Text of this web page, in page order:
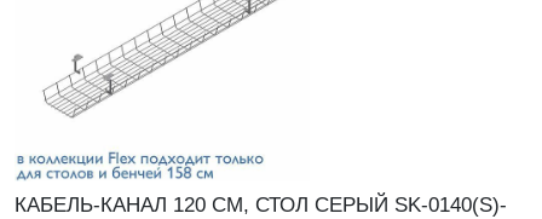
КАБЕЛЬ-КАНАЛ 120 СМ, СТОЛ СЕРЫЙ SK-0140(S)-